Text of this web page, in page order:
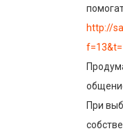
http://
При